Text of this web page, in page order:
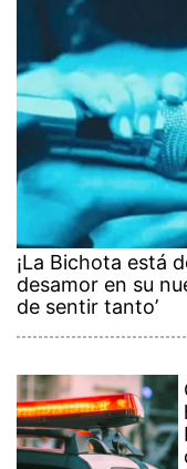
¡La Bichota está
desamor en su
de sentir tanto’